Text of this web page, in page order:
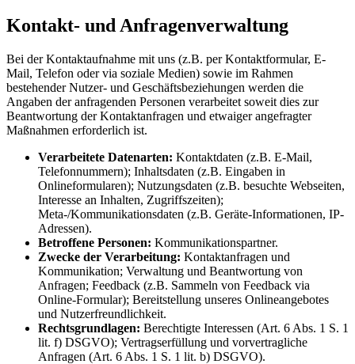
Kontakt- und Anfragenverwaltung
Bei der Kontaktaufnahme mit uns (z.B. per Kontaktformular, E-
Mail, Telefon oder via soziale Medien) sowie im Rahmen
bestehender Nutzer- und Geschäftsbeziehungen werden die
Angaben der anfragenden Personen verarbeitet soweit dies zur
Beantwortung der Kontaktanfragen und etwaiger angefragter
Maßnahmen erforderlich ist.
Verarbeitete Datenarten: Kontaktdaten (z.B. E-Mail,
Telefonnummern); Inhaltsdaten (z.B. Eingaben in
Onlineformularen); Nutzungsdaten (z.B. besuchte Webseiten,
Interesse an Inhalten, Zugriffszeiten);
Meta-/Kommunikationsdaten (z.B. Geräte-Informationen, IP-
Adressen).
Betroffene Personen: Kommunikationspartner.
Zwecke der Verarbeitung: Kontaktanfragen und
Kommunikation; Verwaltung und Beantwortung von
Anfragen; Feedback (z.B. Sammeln von Feedback via
Online-Formular); Bereitstellung unseres Onlineangebotes
und Nutzerfreundlichkeit.
Rechtsgrundlagen: Berechtigte Interessen (Art. 6 Abs. 1 S. 1
lit. f) DSGVO); Vertragserfüllung und vorvertragliche
Anfragen (Art. 6 Abs. 1 S. 1 lit. b) DSGVO).